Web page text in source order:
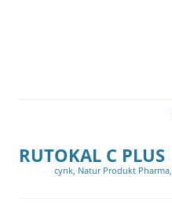
RUTOKAL C PLUS
cynk Natur Produkt Pharma